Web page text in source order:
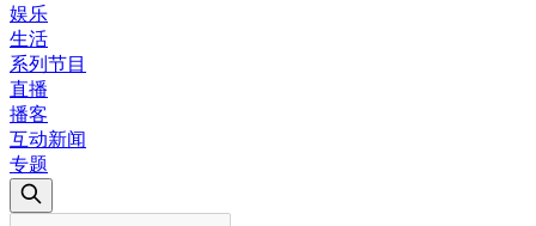
娱乐
生活
系列节目
直播
播客
互动新闻
专题